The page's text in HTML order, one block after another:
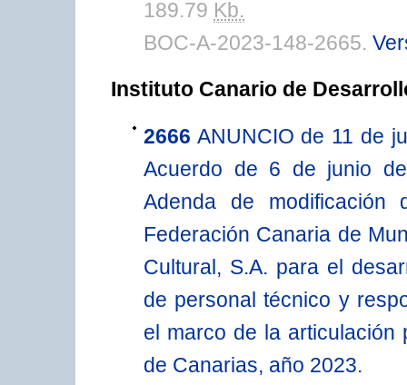
189.79 Kb.
BOC-A-2023-148-2665.
Instituto Canario de
2666 ANUNCIO de 11 de
Acuerdo de 6 de junio
Adenda de modificación
Federación Canaria de
Cultural, S.A. para el
de personal técnico y
el marco de la articulación
de Canarias, año 2023.